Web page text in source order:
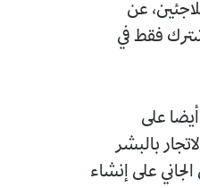
عن
فقط في
على
بالبشر
على إنشاء